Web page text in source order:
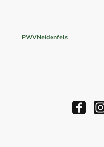
PWVNeidenfels
bis 12.08.26